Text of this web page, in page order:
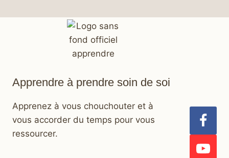
Apprendre à prendre soin de soi
Apprenez à vous chouchouter et à
vous accorder du temps pour vous
ressourcer.